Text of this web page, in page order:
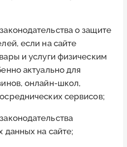
о защите
если на сайте
и услуги физическим
актуально для
онлайн-школ,
сервисов;
данных на сайте;